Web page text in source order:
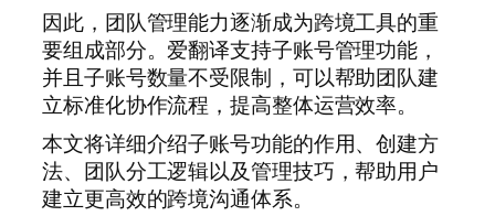
因此，团队管理能力逐渐成为跨境工具的重
要组成部分。爱翻译支持子账号管理功能，
并且子账号数量不受限制，可以帮助团队建
立标准化协作流程，提高整体运营效率。
本文将详细介绍子账号功能的作用、创建方
法、团队分工逻辑以及管理技巧，帮助用户
建立更高效的跨境沟通体系。